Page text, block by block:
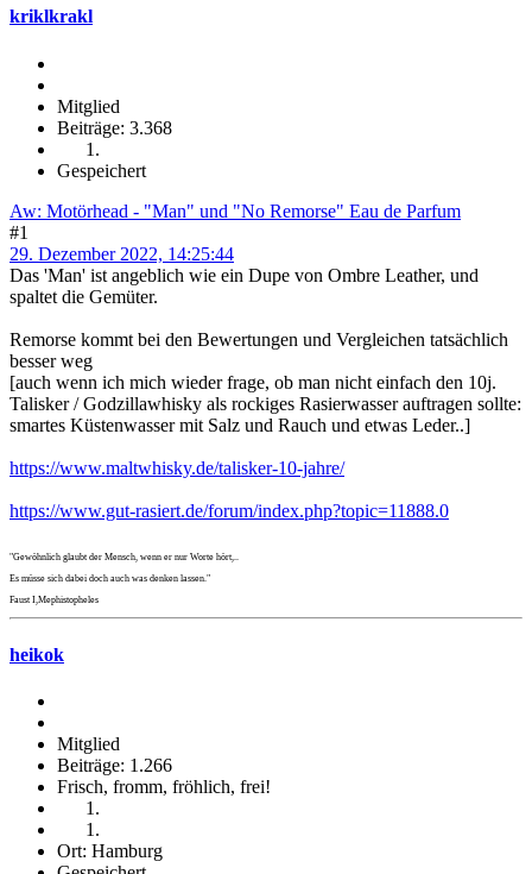
kriklkrakl
Mitglied
Beiträge: 3.368
Gespeichert
Aw: Motörhead - "Man" und "No Remorse" Eau de Parfum
#1
29. Dezember 2022, 14:25:44
Das 'Man' ist angeblich wie ein Dupe von Ombre Leather, und
spaltet die Gemüter.
Remorse kommt bei den Bewertungen und Vergleichen tatsächlich
besser weg
[auch wenn ich mich wieder frage, ob man nicht einfach den 10j.
Talisker / Godzillawhisky als rockiges Rasierwasser auftragen sollte:
smartes Küstenwasser mit Salz und Rauch und etwas Leder..]
https://www.maltwhisky.de/talisker-10-jahre/
https://www.gut-rasiert.de/forum/index.php?topic=11888.0
"Gewöhnlich glaubt der Mensch, wenn er nur Worte hört,..
Es müsse sich dabei doch auch was denken lassen."
Faust I,Mephistopheles
heikok
Mitglied
Beiträge: 1.266
Frisch, fromm, fröhlich, frei!
Ort: Hamburg